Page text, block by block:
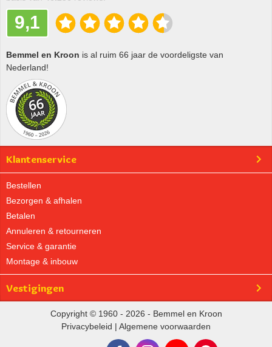
9,1
Bemmel en Kroon is al ruim 66 jaar de voordeligste van
Nederland!
Klantenservice
Bestellen
Bezorgen & afhalen
Betalen
Annuleren & retourneren
Service & garantie
Montage & inbouw
Vestigingen
Copyright © 1960 - 2026 - Bemmel en Kroon
Privacybeleid | Algemene voorwaarden